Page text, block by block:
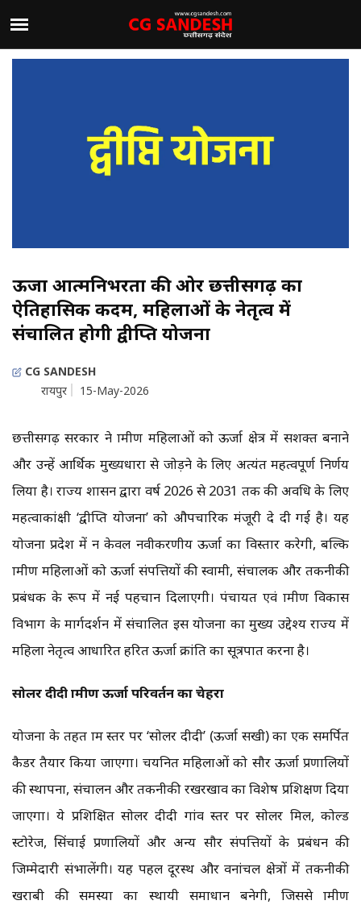
ऊर्जा आत्मनिर्भरता की ओर छत्तीसगढ़ का
ऐतिहासिक कदम, महिलाओं के नेतृत्व में
संचालित होगी द्वीप्ति योजना
CG SANDESH
रायपुर
15-May-2026
छत्तीसगढ़ सरकार ने ग्रामीण महिलाओं को ऊर्जा क्षेत्र में सशक्त बनाने
और उन्हें आर्थिक मुख्यधारा से जोड़ने के लिए अत्यंत महत्वपूर्ण निर्णय
लिया है। राज्य शासन द्वारा वर्ष 2026 से 2031 तक की अवधि के लिए
महत्वाकांक्षी ‘द्वीप्ति योजना’ को औपचारिक मंजूरी दे दी गई है। यह
योजना प्रदेश में न केवल नवीकरणीय ऊर्जा का विस्तार करेगी, बल्कि
ग्रामीण महिलाओं को ऊर्जा संपत्तियों की स्वामी, संचालक और तकनीकी
प्रबंधक के रूप में नई पहचान दिलाएगी। पंचायत एवं ग्रामीण विकास
विभाग के मार्गदर्शन में संचालित इस योजना का मुख्य उद्देश्य राज्य में
महिला नेतृत्व आधारित हरित ऊर्जा क्रांति का सूत्रपात करना है।
सोलर दीदी ग्रामीण ऊर्जा परिवर्तन का चेहरा
योजना के तहत ग्राम स्तर पर ‘सोलर दीदी’ (ऊर्जा सखी) का एक समर्पित
कैडर तैयार किया जाएगा। चयनित महिलाओं को सौर ऊर्जा प्रणालियों
की स्थापना, संचालन और तकनीकी रखरखाव का विशेष प्रशिक्षण दिया
जाएगा। ये प्रशिक्षित सोलर दीदी गांव स्तर पर सोलर मिल, कोल्ड
स्टोरेज, सिंचाई प्रणालियों और अन्य सौर संपत्तियों के प्रबंधन की
जिम्मेदारी संभालेंगी। यह पहल दूरस्थ और वनांचल क्षेत्रों में तकनीकी
खराबी की समस्या का स्थायी समाधान बनेगी, जिससे ग्रामीण